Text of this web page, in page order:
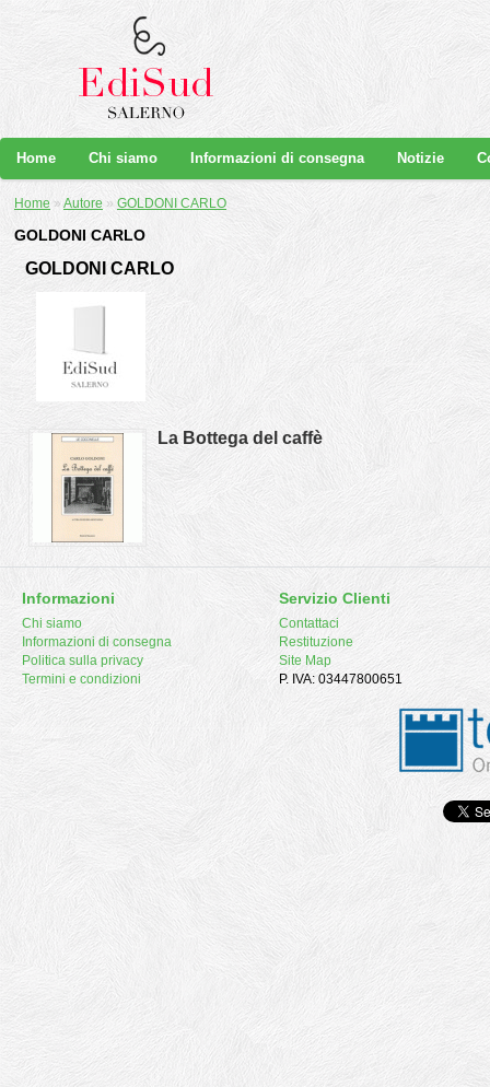
Home Chi siamo Informazioni di consegna Notizie
Home » Autore » GOLDONI CARLO
GOLDONI CARLO
GOLDONI CARLO
La Bottega del caffè
Informazioni
Chi siamo
Informazioni di consegna
Politica sulla privacy
Termini e condizioni
Servizio Clienti
Contattaci
Restituzione
Site Map
P. IVA: 03447800651